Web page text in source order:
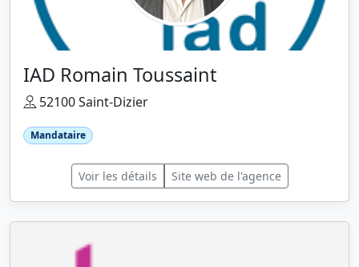
IAD Romain Toussaint
52100 Saint-Dizier
Mandataire
Voir les détails Site web de l'agence